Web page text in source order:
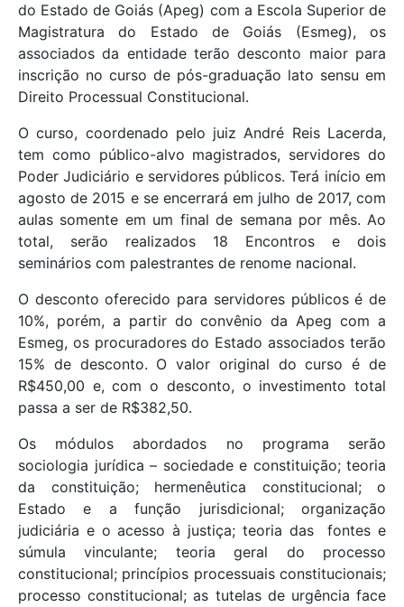
do Estado de Goiás (Apeg) com a Escola Superior de
Magistratura do Estado de Goiás (Esmeg), os
associados da entidade terão desconto maior para
inscrição no curso de pós-graduação lato sensu em
Direito Processual Constitucional.
O curso, coordenado pelo juiz André Reis Lacerda,
tem como público-alvo magistrados, servidores do
Poder Judiciário e servidores públicos. Terá início em
agosto de 2015 e se encerrará em julho de 2017, com
aulas somente em um final de semana por mês. Ao
total, serão realizados 18 Encontros e dois
seminários com palestrantes de renome nacional.
O desconto oferecido para servidores públicos é de
10%, porém, a partir do convênio da Apeg com a
Esmeg, os procuradores do Estado associados terão
15% de desconto. O valor original do curso é de
R$450,00 e, com o desconto, o investimento total
passa a ser de R$382,50.
Os módulos abordados no programa serão
sociologia jurídica – sociedade e constituição; teoria
da constituição; hermenêutica constitucional; o
Estado e a função jurisdicional; organização
judiciária e o acesso à justiça; teoria das fontes e
súmula vinculante; teoria geral do processo
constitucional; princípios processuais constitucionais;
processo constitucional; as tutelas de urgência face